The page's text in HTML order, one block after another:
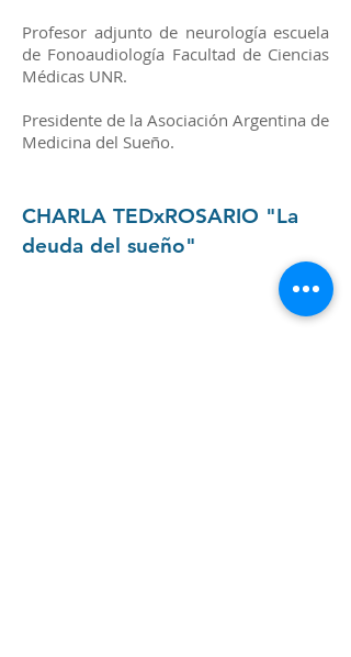
Profesor adjunto de neurología escuela
de Fonoaudiología Facultad de Ciencias
Médicas UNR.
Presidente de la Asociación Argentina de
Medicina del Sueño.
CHARLA TEDxROSARIO "La
deuda del sueño"